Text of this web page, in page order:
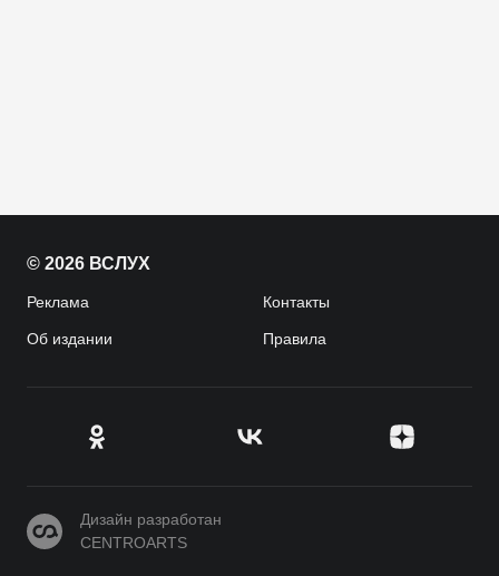
© 2026 ВСЛУХ
Реклама Контакты
Об издании Правила
CENTROARTS